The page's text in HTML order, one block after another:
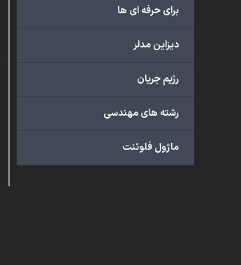
برای حرفه ای ها
دیزاین مدلر
رژیم جریان
رشته های مهندسی
ماژول فلوئنت